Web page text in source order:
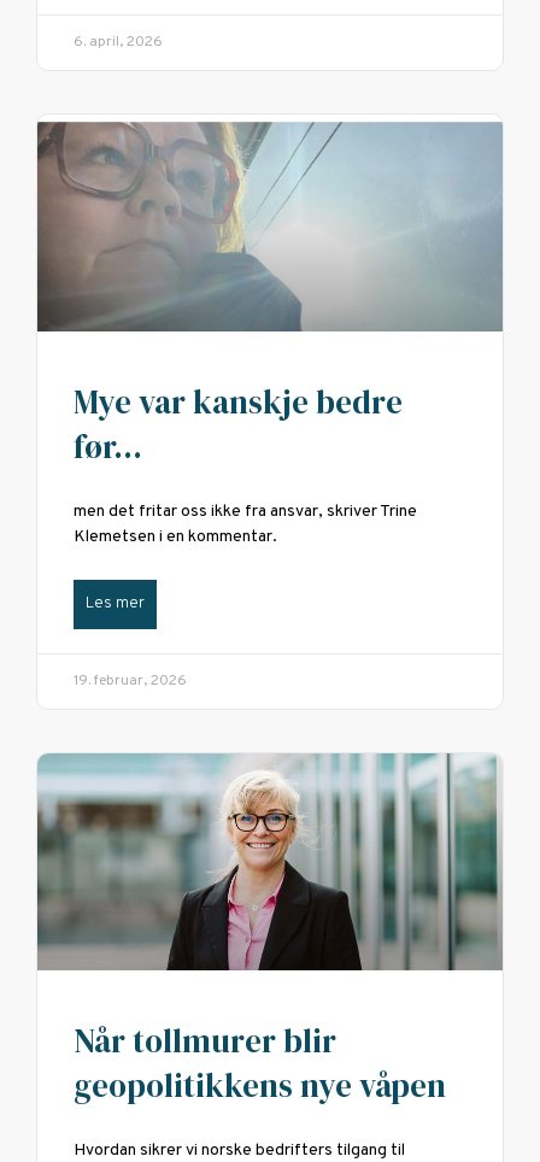
6. april, 2026
Mye var kanskje bedre
før…
men det fritar oss ikke fra ansvar, skriver Trine
Klemetsen i en kommentar.
Les mer
19. februar, 2026
Når tollmurer blir
geopolitikkens nye våpen
Hvordan sikrer vi norske bedrifters tilgang til